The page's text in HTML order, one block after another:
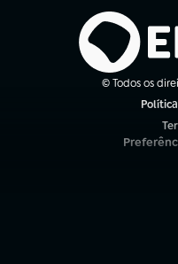
© Todos os